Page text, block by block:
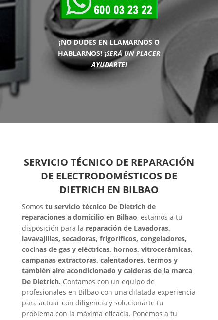
¡NO DUDES EN LLAMARNOS O
HABLARNOS! ¡SERÁ UN PLACER
AYUDARTE!
SERVICIO TÉCNICO DE REPARACIÓN
DE ELECTRODOMÉSTICOS DE
DIETRICH EN BILBAO
Somos tu servicio técnico De Dietrich de
reparaciones a domicilio en Bilbao, estamos a tu
disposición para la reparación de Lavadoras,
lavavajillas, secadoras, frigoríficos, congeladores,
cocinas de gas y eléctricas, hornos, vitrocerámicas,
campanas extractoras, calentadores, termos y
también aire acondicionado y calderas de la marca
De Dietrich. Contamos con un equipo de
profesionales en Bilbao con una dilatada experiencia
para actuar con diligencia y solucionarte tu
problema con la máxima eficacia. Ponemos a tu